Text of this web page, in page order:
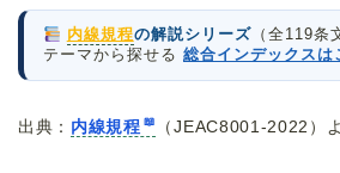
内線規程の解説シリーズ（全119条
テーマから探せる 総合インデックス
出典： 内線規程 （JEAC8001-2022）